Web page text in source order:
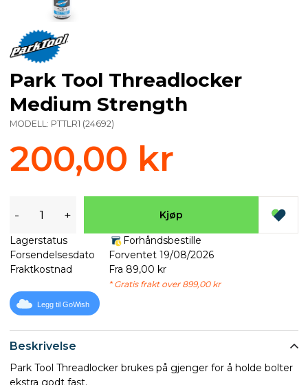
Beskrivelse
Park Tool Threadlocker brukes på gjenger for å holde bolter
Park Tool Threadlocker
Medium Strength
MODELL: PTTLR1 (24692)
200,00 kr
- + Kjøp
Lagerstatus
Forhåndsbestille
Forsendelsesdato
Forventet 19/08/2026
Fraktkostnad
Fra 89,00 kr
* Gratis frakt over 899,00 kr
Legg til GoWish